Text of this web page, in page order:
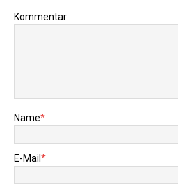
Kommentar
Name*
E-Mail *